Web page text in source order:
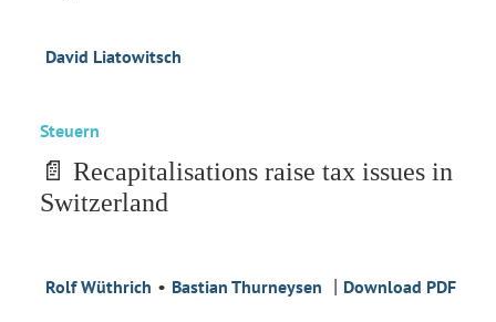
David Liatowitsch
Steuern
📄 Recapitalisations raise tax issues in
Switzerland
Rolf Wüthrich • Bastian Thurneysen | Download PDF